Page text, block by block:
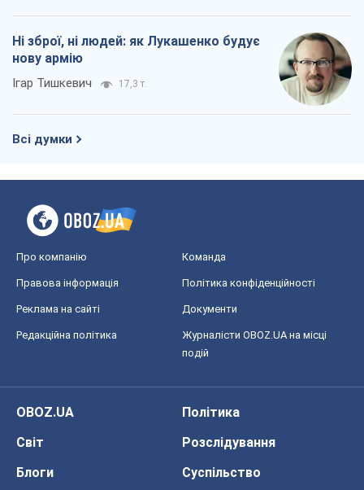
Ні зброї, ні людей: як Лукашенко будує
нову армію
Ігар Тишкевич 17,3 т.
Всі думки
Про компанію Команда
Правова інформація Політика конфіденційності
Реклама на сайті Документи
Редакційна політика
Журналісти OBOZ.UA на місці
подій
OBOZ.UA
Політика
Світ
Розслідування
Блоги
Суспільство